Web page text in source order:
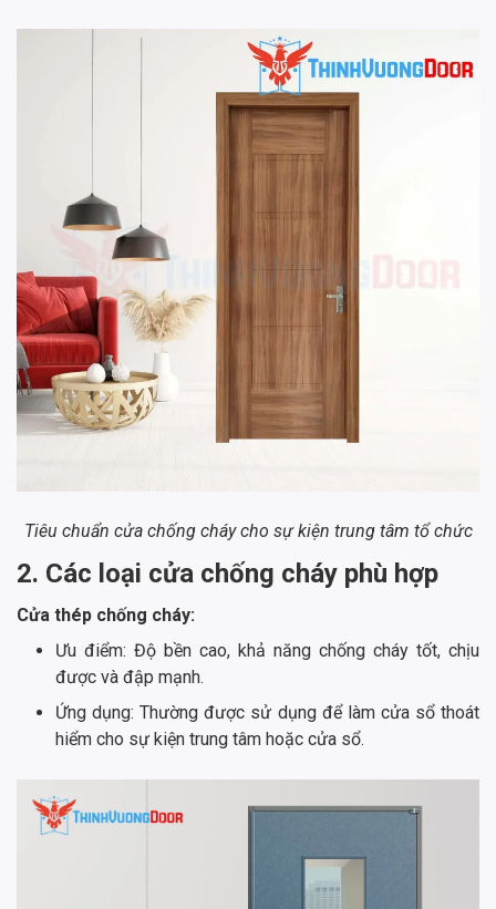
Tiêu chuẩn cửa chống cháy cho sự kiện trung tâm tổ chức
2. Các loại cửa chống cháy phù hợp
Cửa thép chống cháy:
Ưu điểm: Độ bền cao, khả năng chống cháy tốt, chịu
được và đập mạnh.
Ứng dụng: Thường được sử dụng để làm cửa sổ thoát
hiểm cho sự kiện trung tâm hoặc cửa sổ.